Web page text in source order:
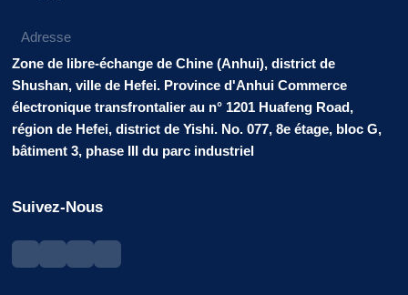
Adresse
Zone de libre-échange de Chine (Anhui), district de
Shushan, ville de Hefei. Province d'Anhui Commerce
électronique transfrontalier au n° 1201 Huafeng Road,
région de Hefei, district de Yishi. No. 077, 8e étage, bloc G,
bâtiment 3, phase III du parc industriel
Suivez-Nous